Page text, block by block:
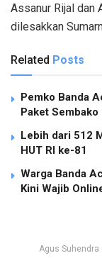
Assanur Rijal dan
dilesakkan
Related Posts
Pemko Banda
Paket
Lebih dari 512
HUT RI ke-81
Warga Banda
Kini Wajib
Agus Suhendra